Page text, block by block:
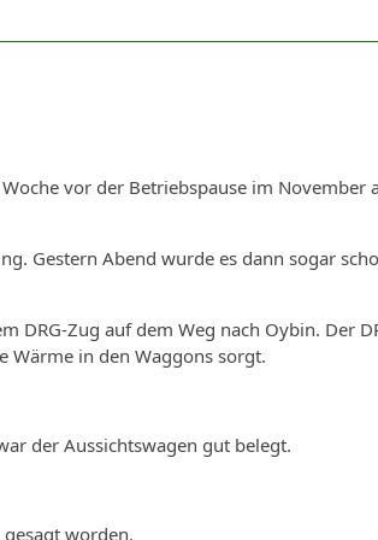
vor der Betriebspause im November
Gestern Abend wurde es dann sogar
DRG-Zug auf dem Weg nach Oybin. Der
Wärme in den Waggons sorgt.
der Aussichtswagen gut belegt.
worden.